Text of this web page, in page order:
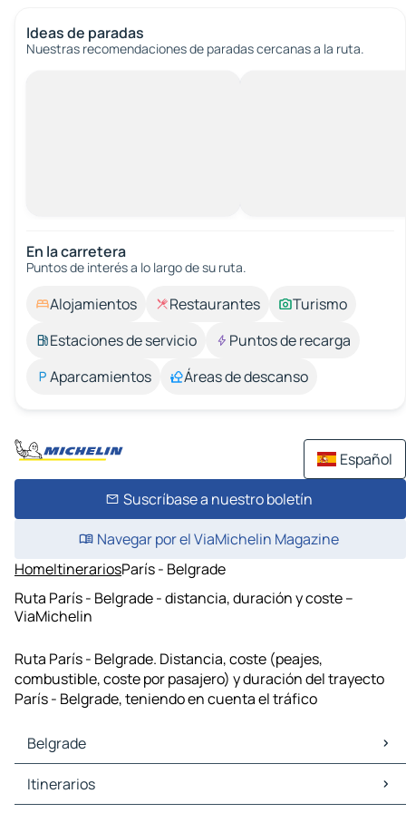
Ideas de paradas
Nuestras recomendaciones de paradas cercanas a la ruta.
En la carretera
Puntos de interés a lo largo de su ruta.
Alojamientos Restaurantes
Turismo
Estaciones de servicio
Puntos de recarga
Aparcamientos
Áreas de descanso
Español
Suscríbase a nuestro boletín
Navegar por el ViaMichelin Magazine
HomeItinerariosParís - Belgrade
Ruta París - Belgrade - distancia, duración y coste –
ViaMichelin
Ruta París - Belgrade. Distancia, coste (peajes,
combustible, coste por pasajero) y duración del trayecto
París - Belgrade, teniendo en cuenta el tráfico
Belgrade
Belgrade Mapas Planos
Belgrade Trafico
Itinerarios